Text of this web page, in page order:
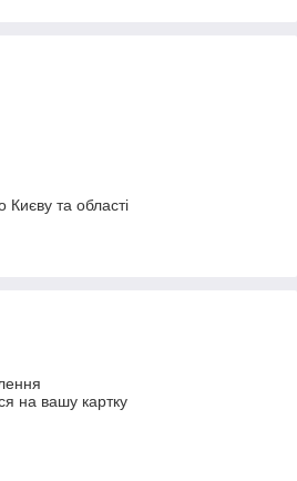
Києву та області
на вашу картку